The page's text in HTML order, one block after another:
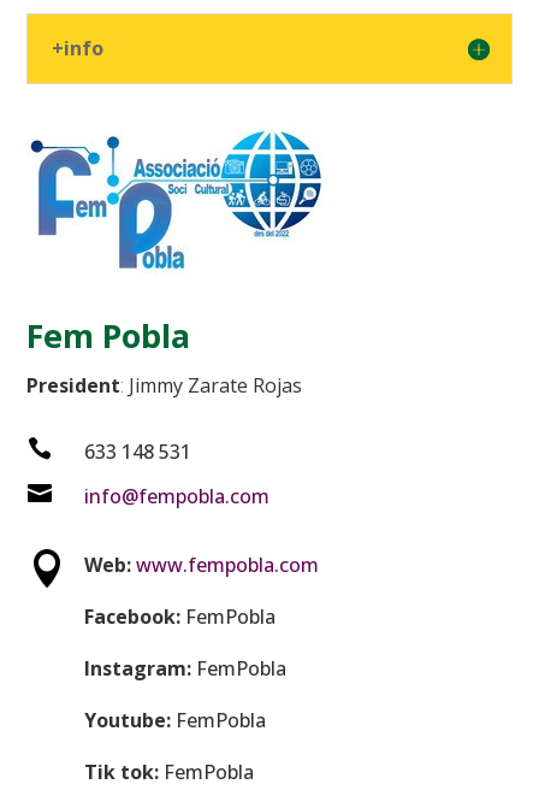
+info
Fem Pobla
President: Jimmy Zarate Rojas
 633 148 531
 info@fempobla.com
 Web:www.fempobla.com
Facebook:FemPobla
Instagram:FemPobla
Youtube:FemPobla
Tik tok:FemPobla